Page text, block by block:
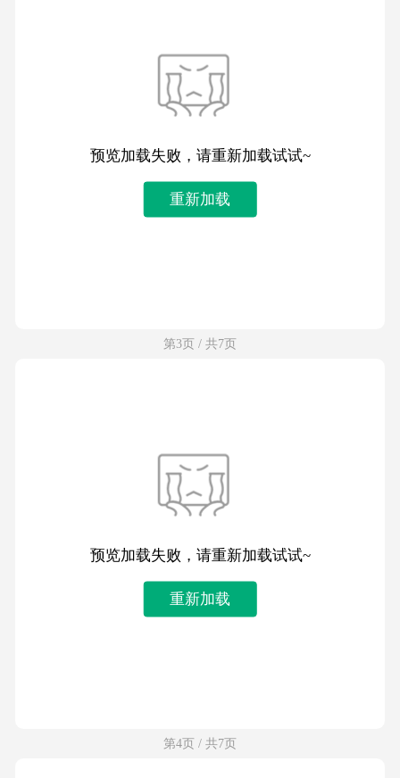
预览加载失败，请重新加载试试~
重新加载
第3页 / 共7页
预览加载失败，请重新加载试试~
重新加载
第4页 / 共7页